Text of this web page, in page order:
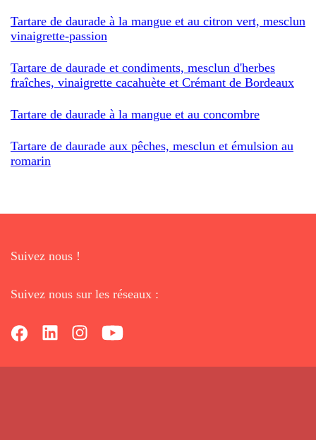
Tartare de daurade à la mangue et au citron vert, mesclun
vinaigrette-passion
Tartare de daurade et condiments, mesclun d'herbes
fraîches, vinaigrette cacahuète et Crémant de Bordeaux
Tartare de daurade à la mangue et au concombre
Tartare de daurade aux pêches, mesclun et émulsion au
romarin
Suivez nous !
Suivez nous sur les réseaux :